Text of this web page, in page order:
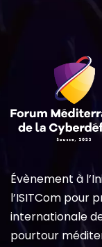
Évènement à
l’ISITCom pour
internationale
pourtour